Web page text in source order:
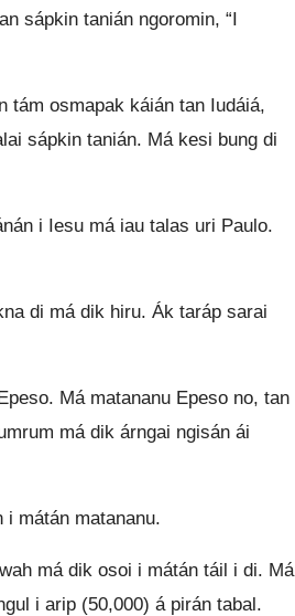
sápkin tanián ngoromin, “I
tám osmapak káián tan Iudáiá,
sápkin tanián. Má kesi bung di
i Iesu má iau talas uri Paulo.
di má dik hiru. Ák taráp sarai
Má matananu Epeso no, tan
má dik árngai ngisán ái
i mátán matananu.
má dik osoi i mátán táil i di. Má
i arip (50,000) á pirán tabal.